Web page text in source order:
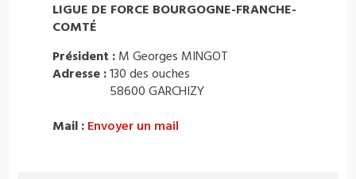
LIGUE DE FORCE BOURGOGNE-FRANCHE-
COMTÉ
Président : M Georges MINGOT
Adresse :130 des ouches
58600 GARCHIZY
Mail : Envoyer un mail